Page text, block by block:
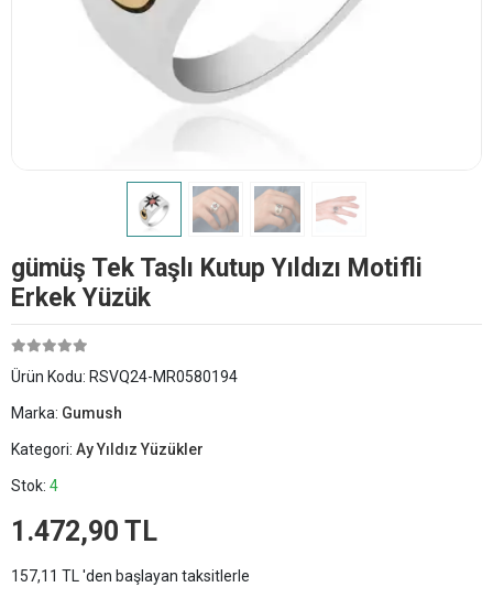
​gümüş Tek Taşlı Kutup Yıldızı Motifli
Erkek Yüzük
Ürün Kodu: RSVQ24-MR0580194
Marka: Gumush
Kategori: Ay Yıldız Yüzükler
Stok: 4
1.472,90 TL
157,11 TL 'den başlayan taksitlerle